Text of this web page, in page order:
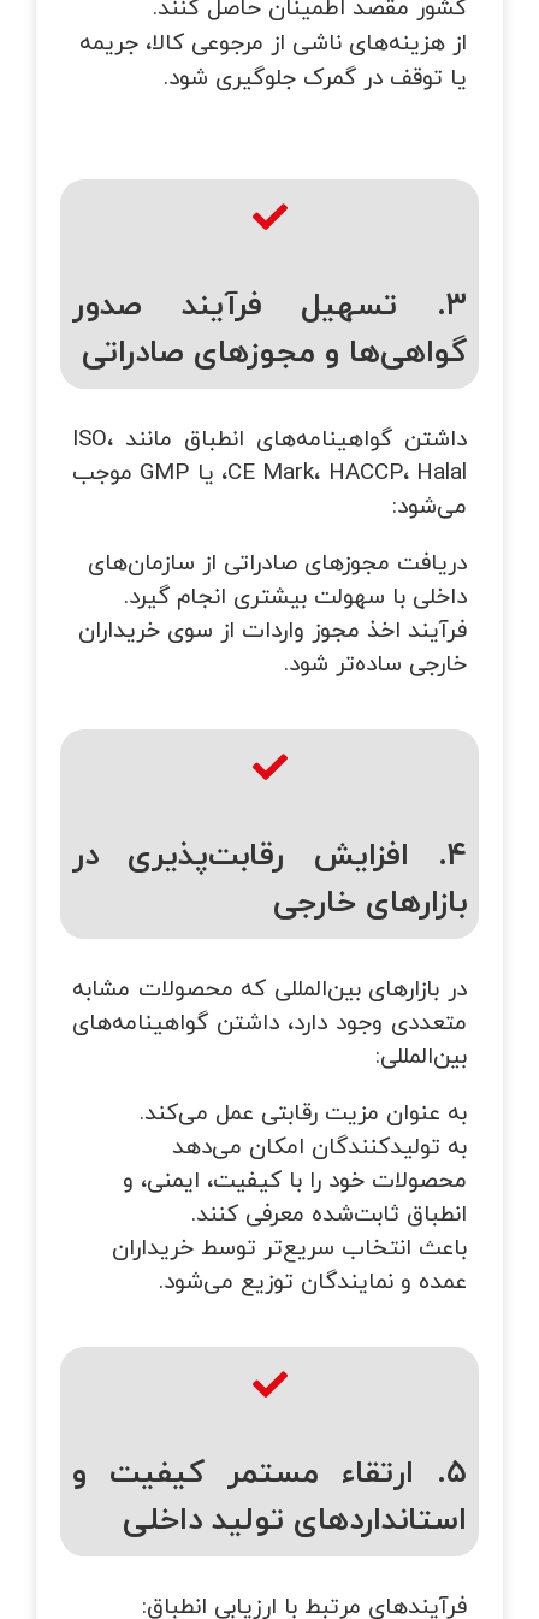
کشور مقصد اطمینان حاصل کنند.
از هزینه‌های ناشی از مرجوعی کالا، جریمه
یا توقف در گمرک جلوگیری شود.
۳. تسهیل فرآیند صدور
گواهی‌ها و مجوزهای صادراتی
داشتن گواهینامه‌های انطباق مانند ISO،
CE Mark، HACCP، Halal، یا GMP موجب
می‌شود:
دریافت مجوزهای صادراتی از سازمان‌های
داخلی با سهولت بیشتری انجام گیرد.
فرآیند اخذ مجوز واردات از سوی خریداران
خارجی ساده‌تر شود.
۴. افزایش رقابت‌پذیری در
بازارهای خارجی
در بازارهای بین‌المللی که محصولات مشابه
متعددی وجود دارد، داشتن گواهینامه‌های
بین‌المللی:
به عنوان مزیت رقابتی عمل می‌کند.
به تولیدکنندگان امکان می‌دهد
محصولات خود را با کیفیت، ایمنی، و
انطباق ثابت‌شده معرفی کنند.
باعث انتخاب سریع‌تر توسط خریداران
عمده و نمایندگان توزیع می‌شود.
۵. ارتقاء مستمر کیفیت و
استانداردهای تولید داخلی
فرآیندهای مرتبط با ارزیابی انطباق: